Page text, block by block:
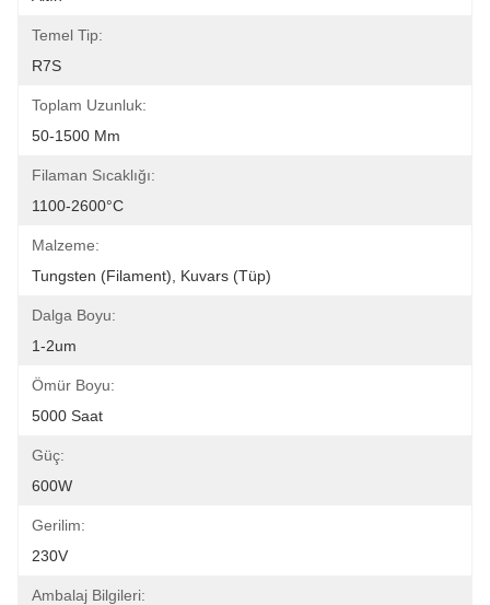
Temel Tip:
R7S
Toplam Uzunluk:
50-1500 Mm
Filaman Sıcaklığı:
1100-2600°C
Malzeme:
Tungsten (filament), Kuvars (tüp)
Dalga Boyu:
1-2um
Ömür Boyu:
5000 Saat
Güç:
600W
Gerilim:
230V
Ambalaj Bilgileri: